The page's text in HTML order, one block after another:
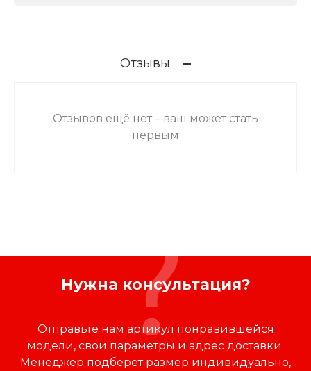
Отзывы
Отзывов ещё нет – ваш может стать
первым
Нужна консультация?
Отправьте нам артикул понравившейся
модели, свои параметры и адрес доставки.
Менеджер подберет размер индивидуально,